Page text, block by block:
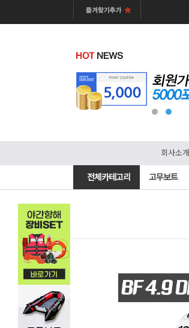
회사소개
전체카테고리 고무보트